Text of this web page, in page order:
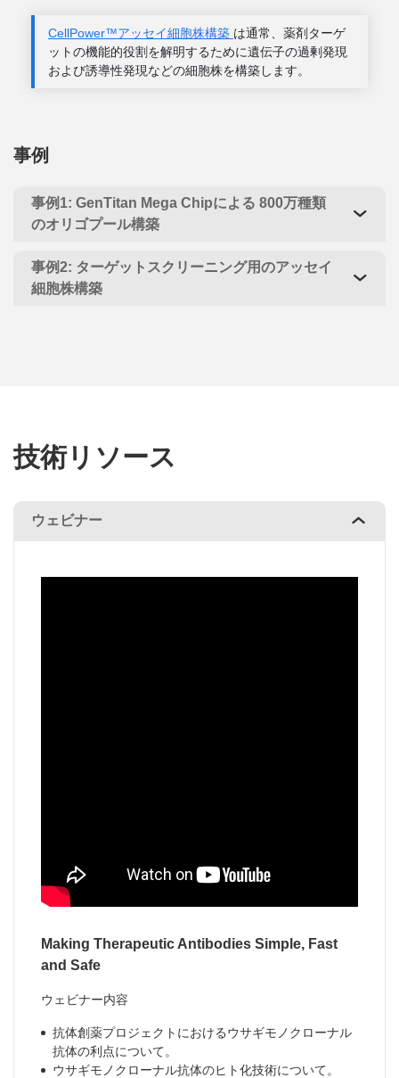
CellPower™アッセイ細胞株構築 は通常、薬剤ターゲ
ットの機能的役割を解明するために遺伝子の過剰発現
および誘導性発現などの細胞株を構築します。
事例
事例1: GenTitan Mega Chipによる 800万種類
のオリゴプール構築
事例2: ターゲットスクリーニング用のアッセイ
細胞株構築
技術リソース
ウェビナー
Making Therapeutic Antibodies Simple, Fast
and Safe
ウェビナー内容
抗体創薬プロジェクトにおけるウサギモノクローナル
抗体の利点について。
ウサギモノクローナル抗体のヒト化技術について。